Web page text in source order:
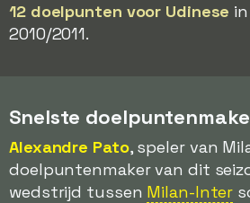
12 doelpunten voor Udinese
2010/2011.
Snelste
Alexandre Pato, speler van
doelpuntenmaker van dit
wedstrijd tussen Milan-Inter